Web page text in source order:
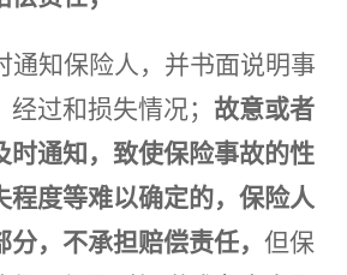
通知保险人，并书面说明事
过和损失情况； 故意或者
时通知，致使保险事故的性
程度等难以确定的，保险人
分，不承担赔偿责任，但保